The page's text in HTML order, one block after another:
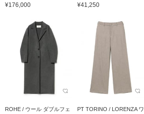
¥176,000 ¥41,250
ROHE / ウール ダブルフェ
PT TORINO / LORENZA ワ